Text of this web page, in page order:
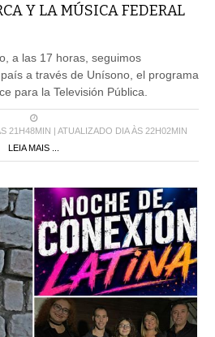
Y LA MÚSICA FEDERAL
a las 17 horas, seguimos
a través de Unísono, el programa
para la Televisión Pública.
21H48MIN | ATUALIZADO DIA ÀS 22H02MIN
LEIA MAIS ...